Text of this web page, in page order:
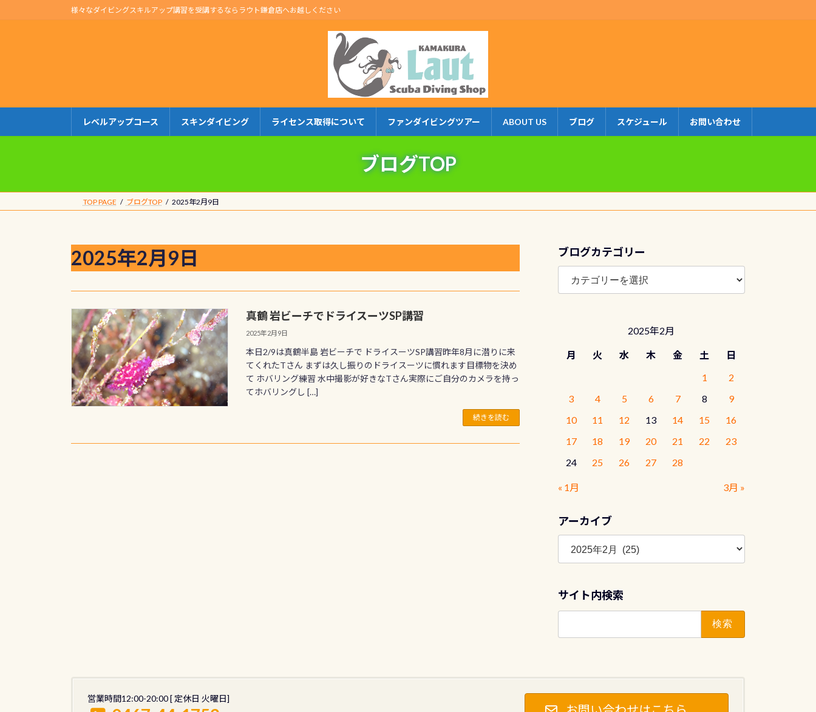
ン
キ
プ
ビ
に
動
様々なダイビングスキルアップ講習を受講するならラウト鎌倉店へお越しください
レベルアップコース スキンダイビング ライセンス取得について ファンダイビングツアー ABOUT US ブログ スケジュール お問い合わせ
ブログTOP
TOP PAGE ブログTOP 2025年2月9日
2025年2月9日
真鶴 岩ビーチでドライスーツSP講習
2025年2月9日
本日2/9は真鶴半島 岩ビーチで ドライスーツSP講習昨年8月に潜りに来
てくれたTさん まずは久し振りのドライスーツに慣れます目標物を決め
て ホバリング練習 水中撮影が好きなTさん実際にご自分のカメラを持っ
てホバリングし […]
続きを読む
ブログカテゴリー
ブ
グ
2025年2月
月 火 水 木 金 土
日
1
2
3
4 5 6 7 8
9
10
11 12 13 14 15
16
17
18 19 20 21 22
23
24
25 26 27 28
« 1月 3月 »
アーカイブ
ア
カ
ブ
サイト内検索
営業時間12:00-20:00 [ 定休日 火曜日]